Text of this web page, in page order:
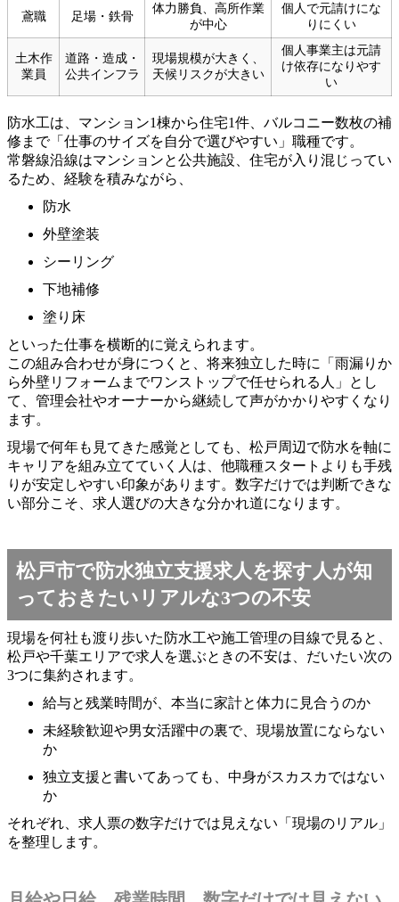
鳶職 足場・鉄骨
体力勝負、高所作業
が中心
個人で元請けにな
りにくい
土木作
業員
道路・造成・
公共インフラ
現場規模が大きく、
天候リスクが大きい
個人事業主は元請
け依存になりやす
い
防水工は、マンション1棟から住宅1件、バルコニー数枚の補
修まで「仕事のサイズを自分で選びやすい」職種です。
常磐線沿線はマンションと公共施設、住宅が入り混じってい
るため、経験を積みながら、
防水
外壁塗装
シーリング
下地補修
塗り床
といった仕事を横断的に覚えられます。
この組み合わせが身につくと、将来独立した時に「雨漏りか
ら外壁リフォームまでワンストップで任せられる人」とし
て、管理会社やオーナーから継続して声がかかりやすくなり
ます。
現場で何年も見てきた感覚としても、松戸周辺で防水を軸に
キャリアを組み立てていく人は、他職種スタートよりも手残
りが安定しやすい印象があります。数字だけでは判断できな
い部分こそ、求人選びの大きな分かれ道になります。
松戸市で防水独立支援求人を探す人が知
っておきたいリアルな3つの不安
現場を何社も渡り歩いた防水工や施工管理の目線で見ると、
松戸や千葉エリアで求人を選ぶときの不安は、だいたい次の
3つに集約されます。
給与と残業時間が、本当に家計と体力に見合うのか
未経験歓迎や男女活躍中の裏で、現場放置にならない
か
独立支援と書いてあっても、中身がスカスカではない
か
それぞれ、求人票の数字だけでは見えない「現場のリアル」
を整理します。